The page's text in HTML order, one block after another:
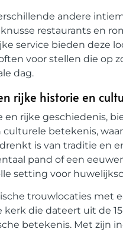
andere
restaurants en
service bieden deze
voor stellen die op
dag.
rijke historie en
en rijke geschiedenis,
betekenis,
is van traditie en
pand of een
setting voor
trouwlocaties met
kerk die dateert uit de
betekenis. Met zijn